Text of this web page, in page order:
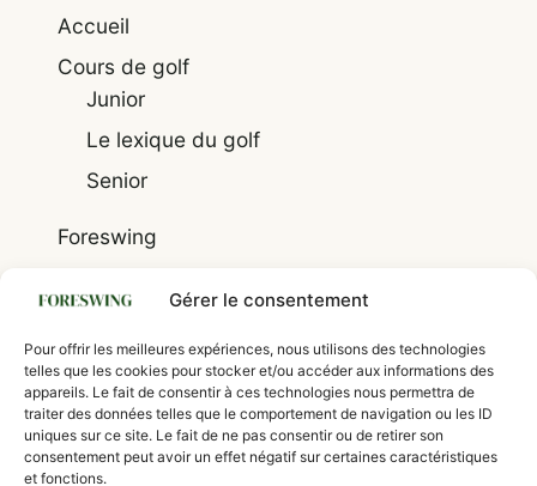
Gérer le consentement
Pour offrir les meilleures expériences, nous utilisons des technologies
telles que les cookies pour stocker et/ou accéder aux informations des
appareils. Le fait de consentir à ces technologies nous permettra de
traiter des données telles que le comportement de navigation ou les ID
uniques sur ce site. Le fait de ne pas consentir ou de retirer son
consentement peut avoir un effet négatif sur certaines caractéristiques
et fonctions.
Accueil
Cours de golf
Junior
Le lexique du golf
Senior
Foreswing
Politique de confidentialité
Politique de cookies (UE)